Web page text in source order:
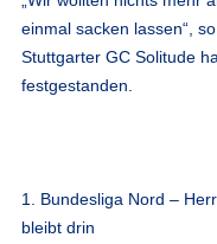
einmal sacken lassen“,
Stuttgarter GC Solitude
festgestanden.
1. Bundesliga Nord –
bleibt drin